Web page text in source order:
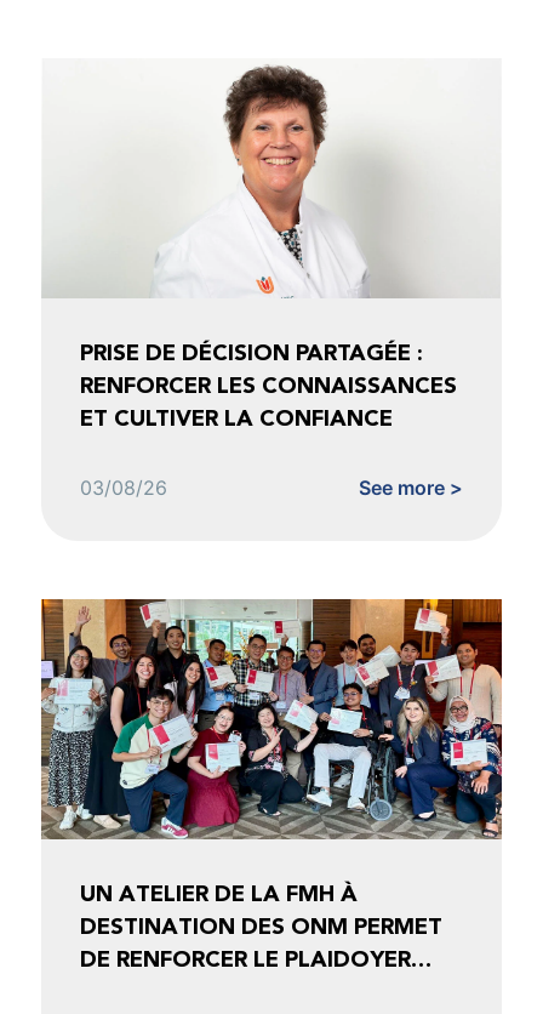
PRISE DE DÉCISION PARTAGÉE :
RENFORCER LES CONNAISSANCES
ET CULTIVER LA CONFIANCE
03/08/26 See more >
UN ATELIER DE LA FMH À
DESTINATION DES ONM PERMET
DE RENFORCER LE PLAIDOYER